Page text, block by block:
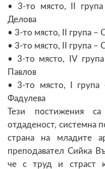
•
3-то място, II
Делова
• 3-то място, II група –
• 3-то място, II група –
•
3-то място, IV
Павлов
•
3-то място, I група
Фадулева
Тези постижения
отдаденост, системна
страна на младите
преподавател Сийка
че с труд и страст